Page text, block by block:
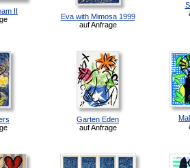
II
Eva with Mimosa 1999
auf Anfrage
Garten Eden
auf Anfrage